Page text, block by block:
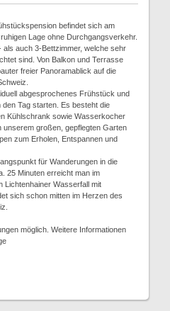
befindet sich am
Lage ohne Durchgangsverkehr.
auch 3-Bettzimmer, welche sehr
sind. Von Balkon und Terrasse
freier Panoramablick auf die
abgesprochenes Frühstück und
Tag starten. Es besteht die
Kühlschrank sowie Wasserkocher
großen, gepflegten Garten
zum Erholen, Entspannen und
für Wanderungen in die
25 Minuten erreicht man im
Lichtenhainer Wasserfall mit
sich schon mitten im Herzen des
möglich. Weitere Informationen